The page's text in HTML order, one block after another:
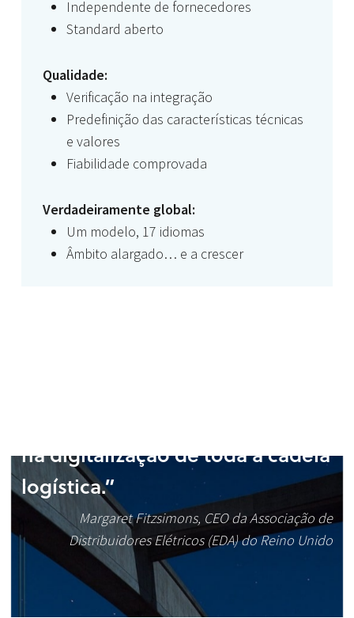
Independente de fornecedores
Standard aberto
Qualidade:
Verificação na integração
Predefinição das características técnicas
e valores
Fiabilidade comprovada
Verdadeiramente global:
Um modelo, 17 idiomas
Âmbito alargado… e a crescer
na digitalização de toda a cadeia
logística.”
Margaret Fitzsimons, CEO da Associação de
Distribuidores Elétricos (EDA) do Reino Unido